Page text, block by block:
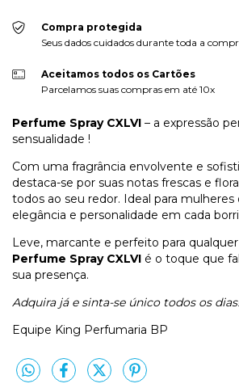
Compra protegida
Seus dados cuidados durante toda a
Aceitamos todos os Cartões
Parcelamos suas compras em até 10x
Perfume Spray CXLVI – a expressão
sensualidade !
Com uma fragrância envolvente e
destaca-se por suas notas frescas e
todos ao seu redor. Ideal para mulheres
elegância e personalidade em cada
Leve, marcante e perfeito para
Perfume Spray CXLVI é o toque que
sua presença.
Adquira já e sinta-se único todos os
Equipe King Perfumaria BP